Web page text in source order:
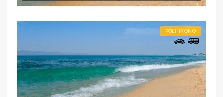
POLIHRONO